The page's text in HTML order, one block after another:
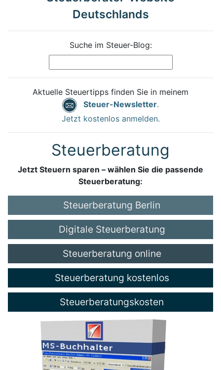
Deutschlands
Suche im Steuer-Blog:
Aktuelle Steuertipps finden Sie in meinem
Steuer-Newsletter.
Jetzt kostenlos anmelden.
Steuerberatung
Jetzt Steuern sparen – wählen Sie die passende
Steuerberatung:
Steuerberatung Berlin
Digitale Steuerberatung
Steuerberatung online
Steuerberatung kostenlos
Steuerberatungskosten